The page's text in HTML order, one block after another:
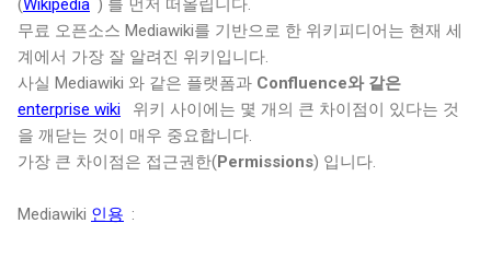
무료 오픈소스 Mediawiki를 기반으로 한 위키피디어는 현재 세
계에서 가장 잘 알려진 위키입니다.
사실 Mediawiki 와 같은 플랫폼과 Confluence와 같은
enterprise wiki
위키 사이에는 몇 개의 큰 차이점이 있다는 것
을 깨닫는 것이 매우 중요합니다.
가장 큰 차이점은 접근권한(Permissions) 입니다.
Mediawiki 인용 :